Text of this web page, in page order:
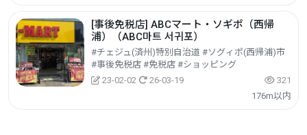
[事後免税店] ABCマート・ソギポ（西帰
浦）（ABC마트 서귀포）
#チェジュ(済州)特別自治道 #ソグィポ(西帰浦)市
#事後免税店 #免税店 #ショッピング
23-02-02
26-03-19
321
176m以内